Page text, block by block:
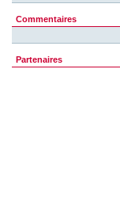
Commentaires
Partenaires